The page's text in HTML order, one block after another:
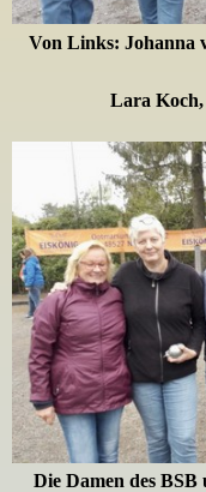
Von Links: Johanna
Lara Koch,
Die Damen des BSB